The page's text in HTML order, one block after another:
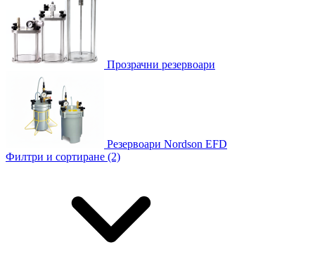
Прозрачни резервоари
Резервоари Nordson EFD
Филтри и сортиране (2)